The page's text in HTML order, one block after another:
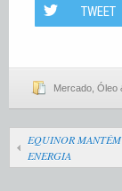
TWEET
Mercado Óleo
EQUINOR
ENERGIA